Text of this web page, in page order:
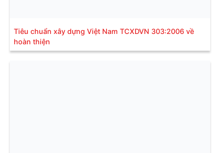
Tiêu chuẩn xây dựng Việt Nam TCXDVN 303:2006 về
hoàn thiện